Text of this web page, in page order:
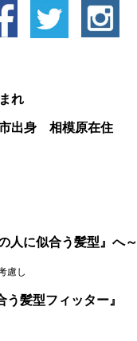
れ
出身 相模原在住
人に似合う髪型』へ～
慮し
う髪型フィッター』